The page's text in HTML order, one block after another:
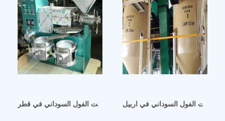
اقتراح عمل لمصنع كبير لزيت الفول السوداني في قطر
زيت الفول السوداني في اربيل